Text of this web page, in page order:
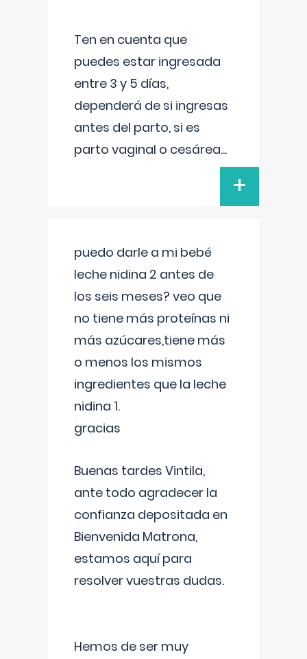
Ten en cuenta que
puedes estar ingresada
entre 3 y 5 días,
dependerá de si ingresas
antes del parto, si es
parto vaginal o cesárea...
+
puedo darle a mi bebé
leche nidina 2 antes de
los seis meses? veo que
no tiene más proteínas ni
más azúcares,tiene más
o menos los mismos
ingredientes que la leche
nidina 1.
gracias
Buenas tardes Vintila,
ante todo agradecer la
confianza depositada en
Bienvenida Matrona,
estamos aquí para
resolver vuestras dudas.
Hemos de ser muy